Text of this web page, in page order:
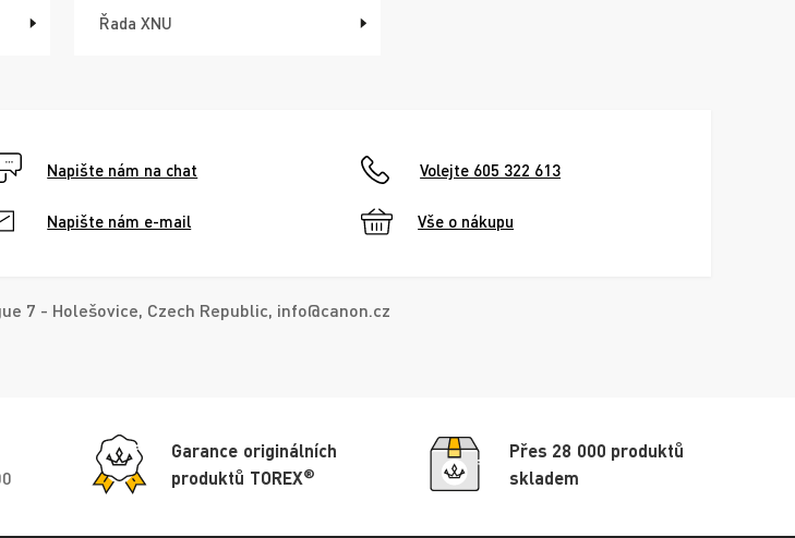
Řada XNU
Napište nám na chat Volejte 605 322 613
Napište nám e-mail Vše o nákupu
7 - Holešovice, Czech Republic, info@canon.cz
Garance originálních
produktů TOREX®
Přes 28 000 produktů
skladem